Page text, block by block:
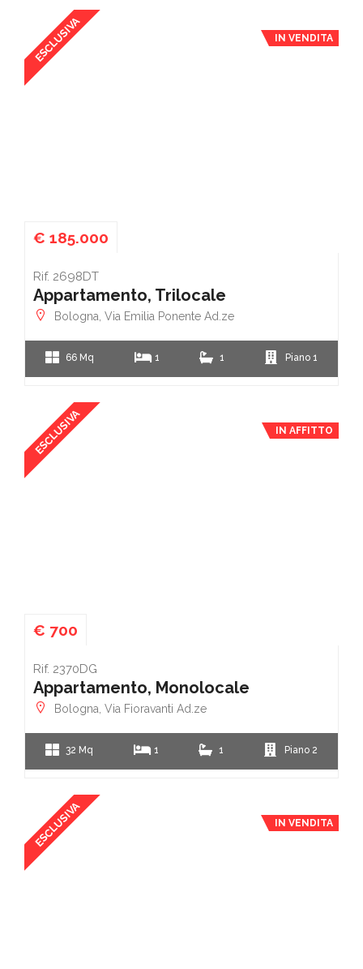
ESCLUSIVA IN VENDITA
€ 185.000
Rif. 2698DT
Appartamento, Trilocale
Bologna, Via Emilia Ponente Ad.ze
66 Mq 1 1 Piano 1
ESCLUSIVA IN AFFITTO
€ 700
Rif. 2370DG
Appartamento, Monolocale
Bologna, Via Fioravanti Ad.ze
32 Mq 1 1 Piano 2
ESCLUSIVA IN VENDITA